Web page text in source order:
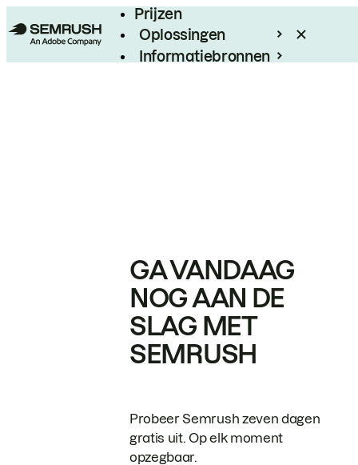
Prijzen
Oplossingen
Informatiebronnen
GA VANDAAG
NOG AAN DE
SLAG MET
SEMRUSH
Probeer Semrush zeven dagen
gratis uit. Op elk moment
opzegbaar.